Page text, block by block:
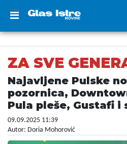
ZA SVE
Najavljene Pulske
pozornica,
Pula pleše, Gustafi i
09.09.2025 11:39
Autor: Doria Mohorović